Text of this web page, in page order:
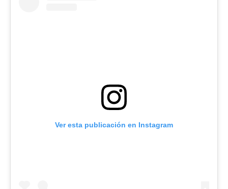
Ver esta publicación en Instagram